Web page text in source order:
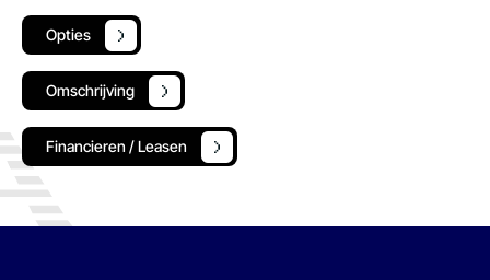
Opties
Omschrijving
Financieren / Leasen